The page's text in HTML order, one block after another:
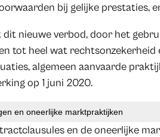
bij gelijke prestaties,
nieuwe verbod, door het
tot heel wat
algemeen aanvaarde
op 1 juni 2020.
en oneerlijke marktpraktijken
en de oneerlijke